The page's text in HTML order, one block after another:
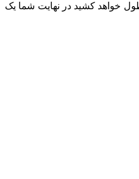
خواهد کشید در نهایت شما یک